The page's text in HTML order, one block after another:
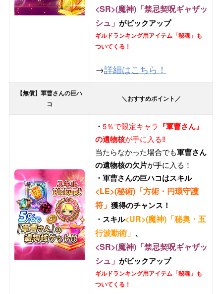
<SR>(魔神)「禁忌契呪ギャザッ
シュ 」 がピックアップ
ギルドランキング用アイテム「秘魂」も
ついてくる！
→詳細はこちら！
【無償】軍曹さんの巨ハ
コ
＼おすすめポイント／
・ 5％で限定キャラ 『軍曹さん』
の遺物核が手に入る‼
当たらなかった場合でも軍曹さん
の遺物核の欠片が手に入る！
・軍曹さんの巨ハコはスキル
<LE>(秘術)「方術・円環守護
符」 獲得のチャンス！
・スキル<UR>(魔神)「秘奥・五
行波動術」 、
<SR>(魔神)「禁忌契呪ギャザッ
シュ 」 がピックアップ
ギルドランキング用アイテム「秘魂」も
ついてくる！